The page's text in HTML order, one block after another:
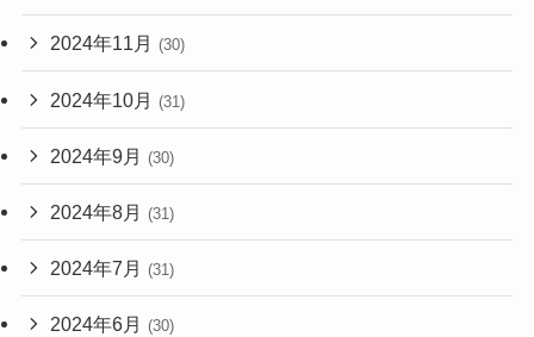
2024年11月 (30)
2024年10月 (31)
2024年9月 (30)
2024年8月 (31)
2024年7月 (31)
2024年6月 (30)